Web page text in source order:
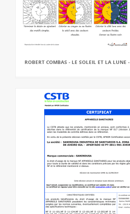
ROBERT COMBAS - LE SOLEIL ET LA LUNE -